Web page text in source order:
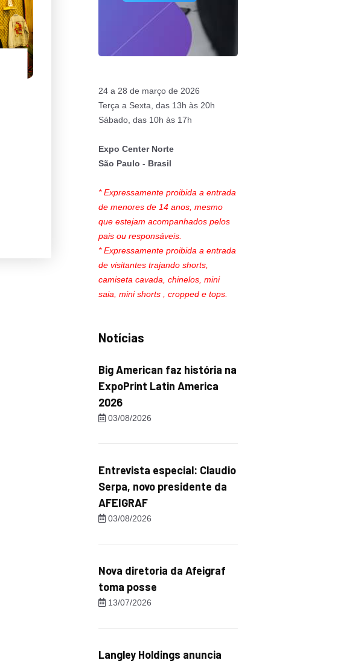
24 a 28 de março de 2026
Terça a Sexta, das 13h às 20h
Sábado, das 10h às 17h
Expo Center Norte
São Paulo - Brasil
* Expressamente proibida a entrada
de menores de 14 anos, mesmo
que estejam acompanhados pelos
pais ou responsáveis.
* Expressamente proibida a entrada
de visitantes trajando shorts,
camiseta cavada, chinelos, mini
saia, mini shorts , cropped e tops.
Notícias
Big American faz história na
ExpoPrint Latin America
2026
03/08/2026
Entrevista especial: Claudio
Serpa, novo presidente da
AFEIGRAF
03/08/2026
Nova diretoria da Afeigraf
toma posse
13/07/2026
Langley Holdings anuncia